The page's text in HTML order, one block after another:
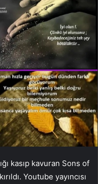
kasıp kavuran Sons of
Youtube yayıncısı